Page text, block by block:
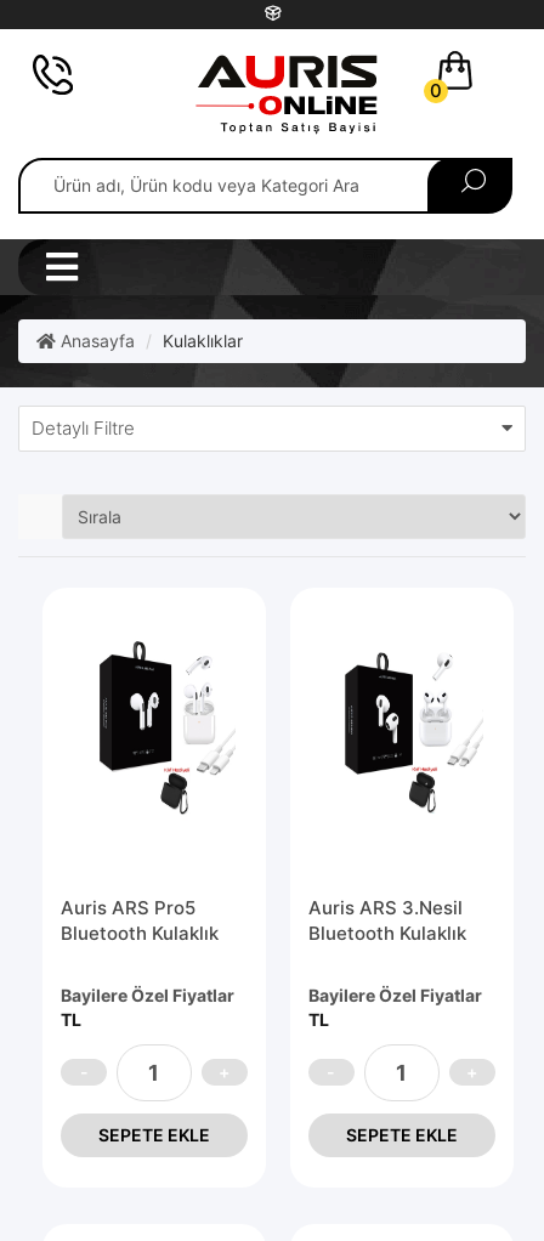
0
Anasayfa Kulaklıklar
Detaylı Filtre
Auris ARS Pro5
Bluetooth Kulaklık
Bayilere Özel Fiyatlar
TL
SEPETE EKLE
Auris ARS 3.Nesil
Bluetooth Kulaklık
Bayilere Özel Fiyatlar
TL
SEPETE EKLE